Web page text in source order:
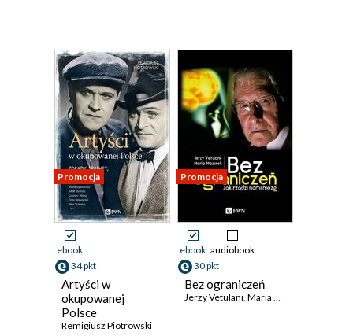
Promocja
ebook
34 pkt
Artyści w
okupowanej
Polsce
Remigiusz Piotrowski
Promocja
ebook audiobook
30 pkt
Bez ograniczeń
Jerzy Vetulani, Maria Mazurek